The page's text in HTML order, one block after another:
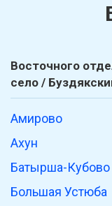
Восточного
село /
Амирово
Ахун
Батырша-Кубово
Большая Устюба